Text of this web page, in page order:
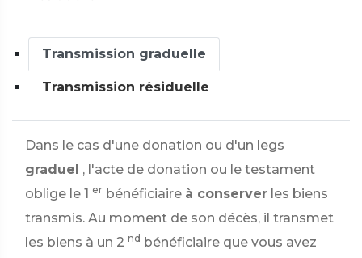
Transmission graduelle
Transmission résiduelle
Dans le cas d'une donation ou d'un legs
graduel , l'acte de donation ou le testament
oblige le 1 er bénéficiaire à conserver les biens
transmis. Au moment de son décès, il transmet
les biens à un 2 nd bénéficiaire que vous avez